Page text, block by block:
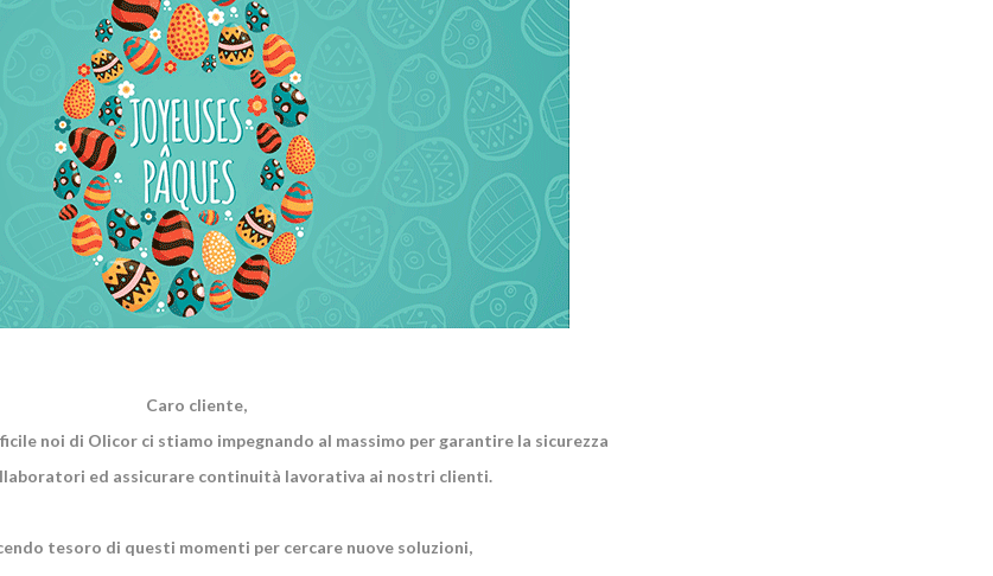
Caro cliente,
noi di Olicor ci stiamo impegnando al massimo per garantire la sicurezza
ed assicurare continuità lavorativa ai nostri clienti.
tesoro di questi momenti per cercare nuove soluzioni,